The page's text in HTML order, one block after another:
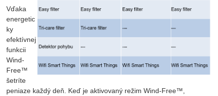
Vďaka
energetic
ky
efektívnej
funkcii
Wind-
Free™
šetríte
peniaze každý deň. Keď je aktivovaný režim Wind-Free™,